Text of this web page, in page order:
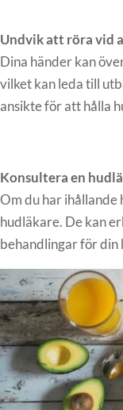
Undvik att röra vid
Dina händer kan
vilket kan leda till
ansikte för att hålla
Konsultera en
Om du har
hudläkare. De kan
behandlingar för din